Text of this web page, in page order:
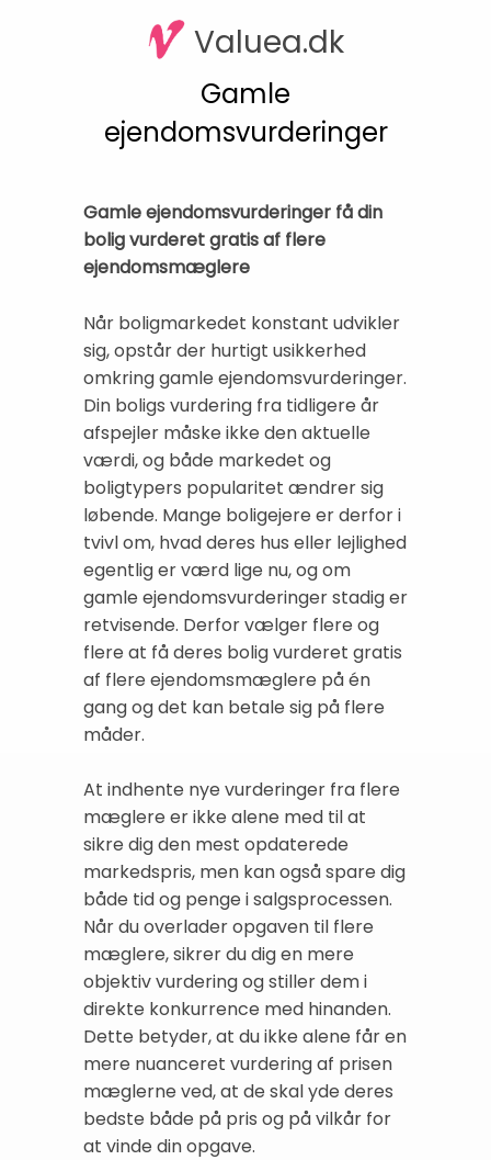
Valuea.dk
Gamle
ejendomsvurderinger
Gamle ejendomsvurderinger få din
bolig vurderet gratis af flere
ejendomsmæglere
Når boligmarkedet konstant udvikler
sig, opstår der hurtigt usikkerhed
omkring gamle ejendomsvurderinger.
Din boligs vurdering fra tidligere år
afspejler måske ikke den aktuelle
værdi, og både markedet og
boligtypers popularitet ændrer sig
løbende. Mange boligejere er derfor i
tvivl om, hvad deres hus eller lejlighed
egentlig er værd lige nu, og om
gamle ejendomsvurderinger stadig er
retvisende. Derfor vælger flere og
flere at få deres bolig vurderet gratis
af flere ejendomsmæglere på én
gang og det kan betale sig på flere
måder.
At indhente nye vurderinger fra flere
mæglere er ikke alene med til at
sikre dig den mest opdaterede
markedspris, men kan også spare dig
både tid og penge i salgsprocessen.
Når du overlader opgaven til flere
mæglere, sikrer du dig en mere
objektiv vurdering og stiller dem i
direkte konkurrence med hinanden.
Dette betyder, at du ikke alene får en
mere nuanceret vurdering af prisen
mæglerne ved, at de skal yde deres
bedste både på pris og på vilkår for
at vinde din opgave.